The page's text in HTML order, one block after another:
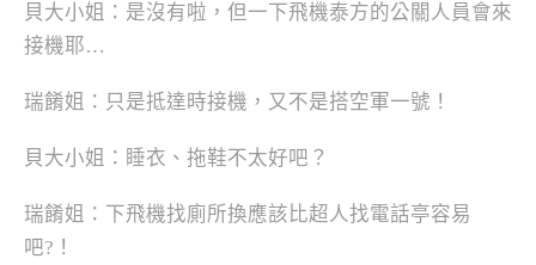
貝大小姐：是沒有啦，但一下飛機泰方的公關人員會來
接機耶…
瑞餚姐：只是抵達時接機，又不是搭空軍一號！
貝大小姐：睡衣、拖鞋不太好吧？
瑞餚姐：下飛機找廁所換應該比超人找電話亭容易
吧?！